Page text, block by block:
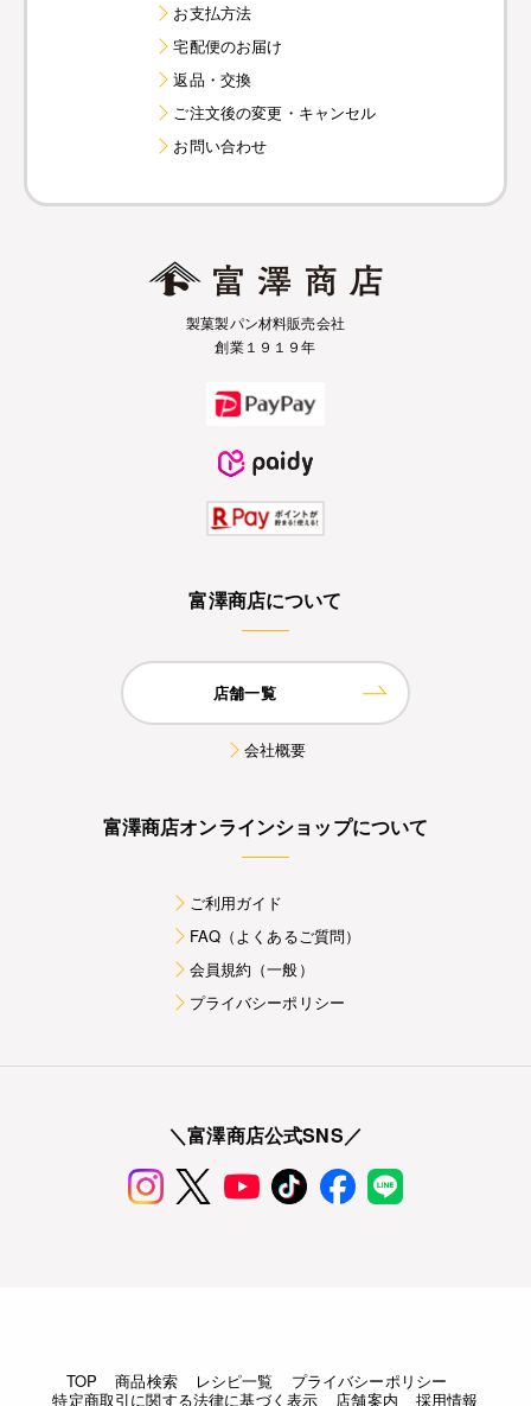
お支払方法
宅配便のお届け
返品・交換
ご注文後の変更・キャンセル
お問い合わせ
製菓製パン材料販売会社
創業１９１９年
富澤商店について
店舗一覧
会社概要
富澤商店オンラインショップについて
ご利用ガイド
FAQ（よくあるご質問）
会員規約（一般）
プライバシーポリシー
＼富澤商店公式SNS／
TOP 商品検索 レシピ一覧
プライバシーポリシー
特定商取引に関する法律に基づく表示
店舗案内 採用情報